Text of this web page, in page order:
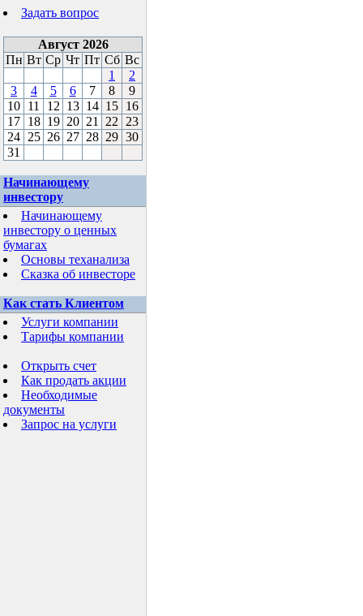
Задать вопрос
Август 2026
Пн Вт Ср Чт Пт Сб Вс
1
2
3
4 5 6 7 8
9
10 11 12 13 14 15 16
17 18 19 20 21 22
23
24 25 26 27 28 29 30
31
Начинающему
инвестору
Начинающему
инвестору о ценных
бумагах
Основы теханализа
Сказка об инвесторе
Как стать Клиентом
Услуги компании
Тарифы компании
Открыть счет
Как продать акции
Необходимые
документы
Запрос на услуги